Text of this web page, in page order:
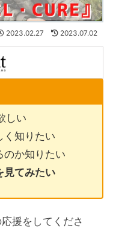
2023.02.27 2023.07.02
しい
く知りたい
のか知りたい
見てみたい
援をしてくださ